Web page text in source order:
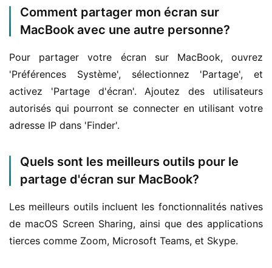
Comment partager mon écran sur
MacBook avec une autre personne?
Pour partager votre écran sur MacBook, ouvrez
'Préférences Système', sélectionnez 'Partage', et
activez 'Partage d'écran'. Ajoutez des utilisateurs
autorisés qui pourront se connecter en utilisant votre
adresse IP dans 'Finder'.
Quels sont les meilleurs outils pour le
partage d'écran sur MacBook?
Les meilleurs outils incluent les fonctionnalités natives
de macOS Screen Sharing, ainsi que des applications
tierces comme Zoom, Microsoft Teams, et Skype.